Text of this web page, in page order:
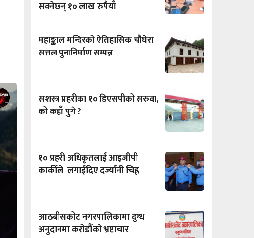
सक्नेछन् १० लाख रुपैयाँ
महाङ्काल मन्दिरको ऐतिहासिक चौघेरा
सत्तल पुनःनिर्माण सम्पन्न
सशस्त्र प्रहरीका १० डिएसपीको सरुवा,
को कहाँ पुगे ?
१० प्रहरी अधिकृतलाई आइजीपी
कार्कीले लगाईदिए दर्ज्यानी चिह्न
आठबीसकोट नगरपालिकामा दुग्ध
अनुदानमा करोडौँको भ्रष्टाचार